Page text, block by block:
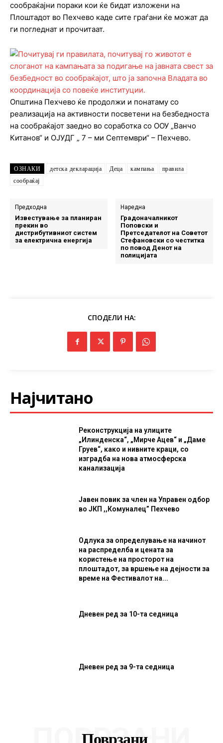
сообраќајни пораки кои ќе бидат изложени на
Плоштадот во Пехчево каде сите граѓани ќе можат да
ги погледнат и прочитаат.
Општина Пехчево ќе продолжи и понатаму со
реализација на активности посветени на безбедноста
на сообраќајот заедно во соработка со ООУ „Ванчо
Китанов“ и ОЈУДГ „ 7 – ми Септември“ – Пехчево.
ОЗНАКИ детска декларација Деца кампања
правила
сообраќај
Предходна
Известување за планиран
прекин во
дистрибутивниот систем
за електрична енергија
Наредна
Градоначалникот
Поповски и
Претседателот на Советот
Стефановски со честитка
по повод Денот на
полицијата
СПОДЕЛИ НА:
Најчитано
Реконструкција на улиците
„Илинденска“, „Мирче Ацев“ и „Даме
Груев“, како и нивните краци, со
изградба на нова атмосферска
канализација
Јавен повик за член на Управен одбор
во ЈКП ,,Комуналец” Пехчево
Одлука за определување на начинот
на распределба и цената за
користење на просторот на
плоштадот, за вршење на дејности за
време на Фестивалот на...
Дневен ред за 10-та седница
Дневен ред за 9-та седница
Поврзани